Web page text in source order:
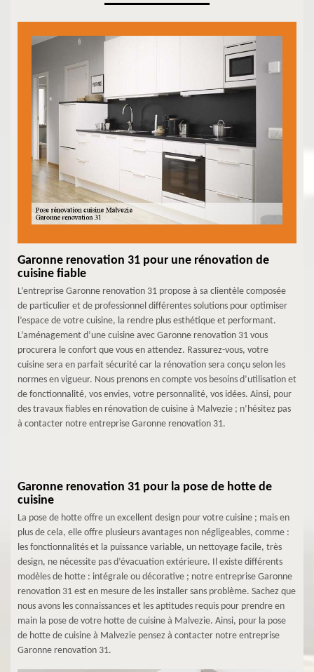
Garonne renovation 31 pour une rénovation de
cuisine fiable
L’entreprise Garonne renovation 31 propose à sa clientèle composée
de particulier et de professionnel différentes solutions pour optimiser
l’espace de votre cuisine, la rendre plus esthétique et performant.
L’aménagement d’une cuisine avec Garonne renovation 31 vous
procurera le confort que vous en attendez. Rassurez-vous, votre
cuisine sera en parfait sécurité car la rénovation sera conçu selon les
normes en vigueur. Nous prenons en compte vos besoins d’utilisation et
de fonctionnalité, vos envies, votre personnalité, vos idées. Ainsi, pour
des travaux fiables en rénovation de cuisine à Malvezie ; n’hésitez pas
à contacter notre entreprise Garonne renovation 31.
Garonne renovation 31 pour la pose de hotte de
cuisine
La pose de hotte offre un excellent design pour votre cuisine ; mais en
plus de cela, elle offre plusieurs avantages non négligeables, comme :
les fonctionnalités et la puissance variable, un nettoyage facile, très
design, ne nécessite pas d’évacuation extérieure. Il existe différents
modèles de hotte : intégrale ou décorative ; notre entreprise Garonne
renovation 31 est en mesure de les installer sans problème. Sachez que
nous avons les connaissances et les aptitudes requis pour prendre en
main la pose de votre hotte de cuisine à Malvezie. Ainsi, pour la pose
de hotte de cuisine à Malvezie pensez à contacter notre entreprise
Garonne renovation 31.